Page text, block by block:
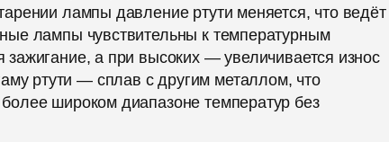
лампы давление ртути меняется, что ведёт
лампы чувствительны к температурным
зажигание, а при высоких — увеличивается износ
ртути — сплав с другим металлом, что
широком диапазоне температур без